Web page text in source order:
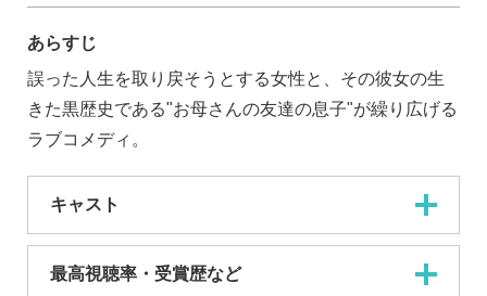
あらすじ
誤った人生を取り戻そうとする女性と、その彼女の生
きた黒歴史である"お母さんの友達の息子"が繰り広げる
ラブコメディ。
キャスト
最高視聴率・受賞歴など